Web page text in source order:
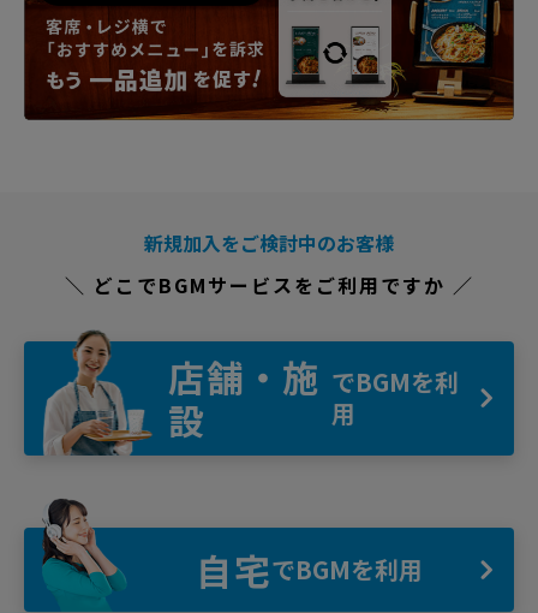
新規加入をご検討中のお客様
＼ どこでBGMサービスをご利用ですか ／
店舗・施
設
でBGMを利
用
自宅でBGMを利用